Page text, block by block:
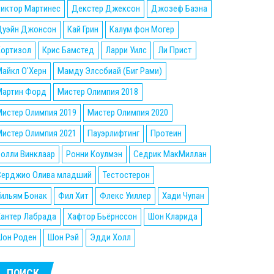
Мартинес
Декстер Джексон
Джозеф Баэна
Джонсон
Кай Грин
Калум фон Могер
Крис Бамстед Ларри Уилс
Ли Прист
О'Херн
Мамду Элссбиай (Биг Рами)
Форд
Мистер Олимпия 2018
Олимпия 2019
Мистер Олимпия 2020
Олимпия 2021
Пауэрлифтинг
Протеин
Винклаар
Ронни Коулмэн
Седрик МакМиллан
Олива младший
Тестостерон
Бонак
Фил Хит Флекс Уиллер
Хади Чупан
Лабрада
Хафтор Бьёрнссон
Шон Кларида
Роден
Шон Рэй Эдди Холл